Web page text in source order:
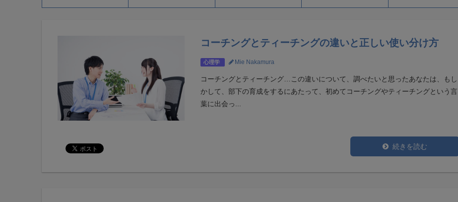
コーチングとティーチングの違いと正しい使い分け方
心理学 Mie Nakamura
コーチングとティーチング…この違いについて、調べたいと思ったあなたは、もし
かして、部下の育成をするにあたって、初めてコーチングやティーチングという言
葉に出会っ...
続きを読む